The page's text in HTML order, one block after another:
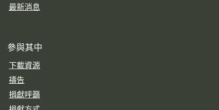
最新消息
參與其中
下載資源
禱告
捐獻呼籲